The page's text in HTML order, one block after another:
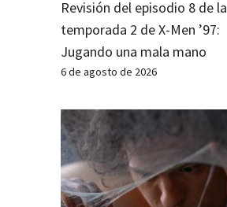
Revisión del episodio 8 de la
temporada 2 de X-Men ’97:
Jugando una mala mano
6 de agosto de 2026